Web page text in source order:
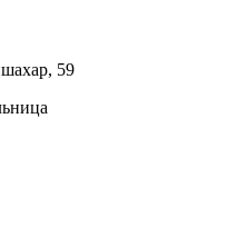
59